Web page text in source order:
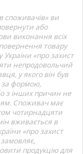
споживачів» ви
або
виконання всіх
товару
України «про захист
непродовольчий
у якого він був
за формою,
з інших причин не
Споживач має
чотирнадцяти
вживається в
«про захист
продукцію для